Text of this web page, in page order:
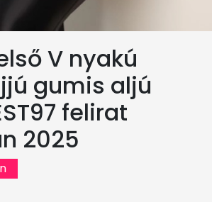
V nyakú
gumis aljú
felirat
2025